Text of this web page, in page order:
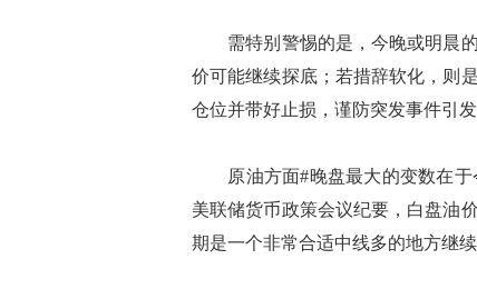
需特别警惕的是，今晚或明晨的
价可能继续探底；若措辞软化，则
仓位并带好止损，谨防突发事件引发
原油方面#晚盘最大的变数在于
美联储货币政策会议纪要，白盘油
期是一个非常合适中线多的地方继